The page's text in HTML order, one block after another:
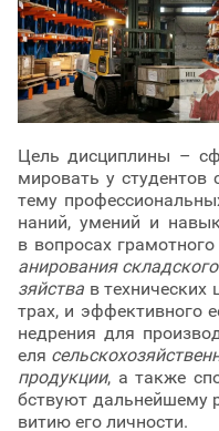
Цель дисциплины –
мировать у студентов
тему
наний, умений и
в вопросах грамотного
анирования
зяйства в технических
трах, и эффективного
недрения для
еля
продукции, а также
бствуют дальнейшему
витию его личности.